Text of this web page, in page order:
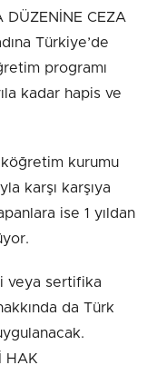
DÜZENİNE CEZA
Türkiye’de
programı
kadar hapis ve
kurumu
karşı karşıya
ise 1 yıldan
veya sertifika
da Türk
HAK